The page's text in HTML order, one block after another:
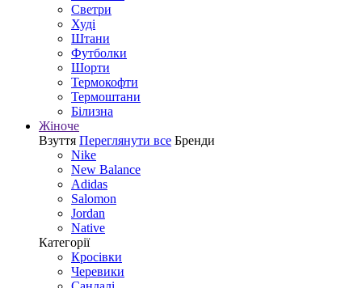
Светри
Худі
Штани
Футболки
Шорти
Термокофти
Термоштани
Білизна
Жіноче
Взуття Переглянути все Бренди
Nike
New Balance
Adidas
Salomon
Jordan
Native
Категорії
Кросівки
Черевики